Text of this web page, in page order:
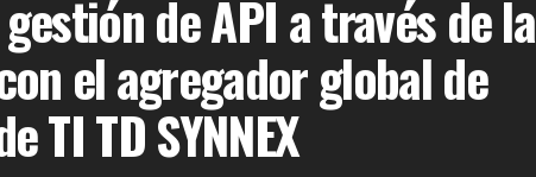
de API a través de la
el agregador global de
TI TD SYNNEX